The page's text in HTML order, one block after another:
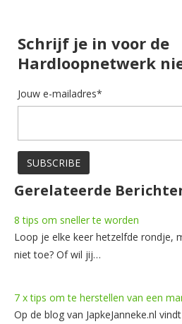
Schrijf je in voor de
Hardloopnetwerk
Jouw e-mailadres*
Gerelateerde
8 tips om sneller te worden
Loop je elke keer hetzelfde rondje,
niet toe? Of wil jij…
7 x tips om te herstellen van een
Op de blog van JapkeJanneke.nl